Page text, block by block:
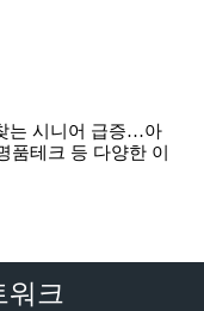
는 시니어 급증…아
품테크 등 다양한 이
워크